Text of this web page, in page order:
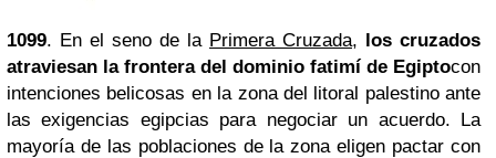
1099. En el seno de la Primera Cruzada, los cruzados
atraviesan la frontera del dominio fatimí de Egiptocon
intenciones belicosas en la zona del litoral palestino ante
las exigencias egipcias para negociar un acuerdo. La
mayoría de las poblaciones de la zona eligen pactar con